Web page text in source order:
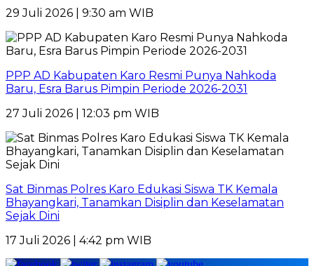
29 Juli 2026 | 9:30 am WIB
PPP AD Kabupaten Karo Resmi Punya Nahkoda
Baru, Esra Barus Pimpin Periode 2026-2031
27 Juli 2026 | 12:03 pm WIB
Sat Binmas Polres Karo Edukasi Siswa TK Kemala
Bhayangkari, Tanamkan Disiplin dan Keselamatan
Sejak Dini
17 Juli 2026 | 4:42 pm WIB